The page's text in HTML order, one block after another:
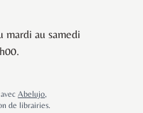
mardi au samedi
Abelujo,
de librairies.